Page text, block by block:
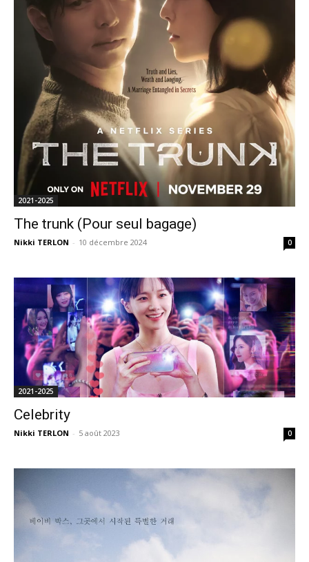
2021-2025
The trunk (Pour seul bagage)
Nikki TERLON - 10 décembre 2024 0
2021-2025
Celebrity
Nikki TERLON - 5 août 2023 0